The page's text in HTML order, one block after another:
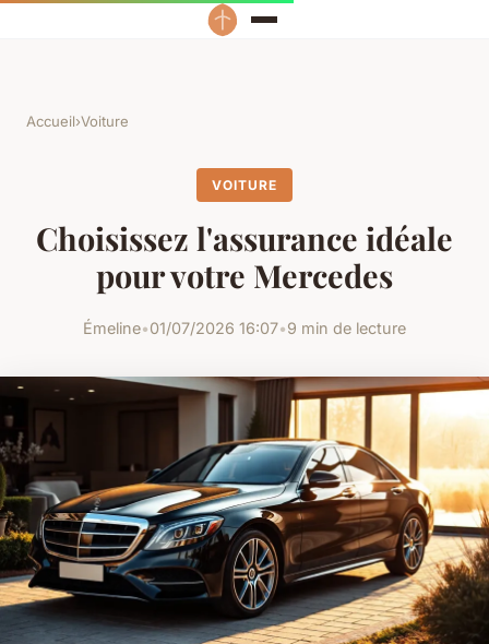
Accueil›Voiture
VOITURE
Choisissez l'assurance idéale
pour votre Mercedes
Émeline•01/07/2026 16:07•9 min de lecture